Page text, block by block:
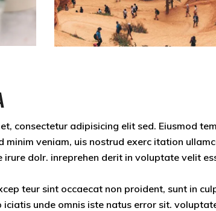
consectetur adipisicing elit sed. Eiusmod
veniam, uis nostrud exerc itation
dolr. inreprehen derit in voluptate velit
teur sint occaecat non proident, sunt in
unde omnis iste natus error sit.